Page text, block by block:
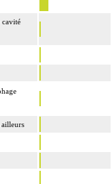
cavité
ailleurs